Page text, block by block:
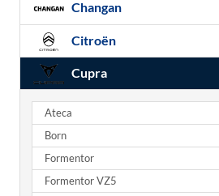
Changan
Citroën
Cupra
Ateca
Born
Formentor
Formentor VZ5